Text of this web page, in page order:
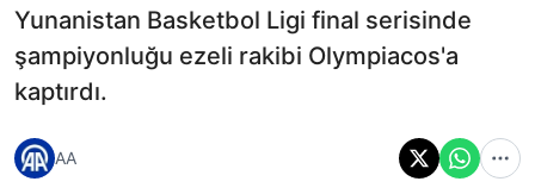
Yunanistan Basketbol Ligi final serisinde
şampiyonluğu ezeli rakibi Olympiacos'a
kaptırdı.
AA